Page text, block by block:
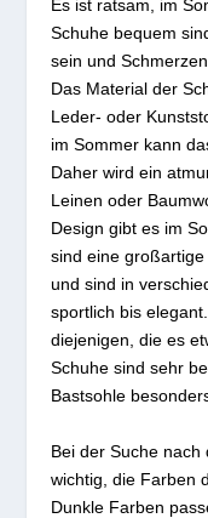
Es ist ratsam, im
Schuhe bequem
sein und
Das Material der
Leder- oder
im Sommer kann
Daher wird ein
Leinen oder
Design gibt es im
sind eine
und sind in
sportlich bis
diejenigen, die es
Schuhe sind sehr
Bastsohle
Bei der Suche nach
wichtig, die Farben
Dunkle Farben